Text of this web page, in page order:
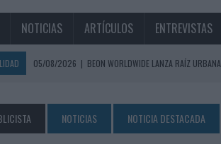
NOTICIAS ARTÍCULOS ENTREVISTAS
05/08/2026 | BEON WORLDWIDE LANZA RAÍZ
| LOPESAN HOTELS & RESORTS ACERCA EL PARAÍSO
NOTICIAS NOTICIA DESTACADA